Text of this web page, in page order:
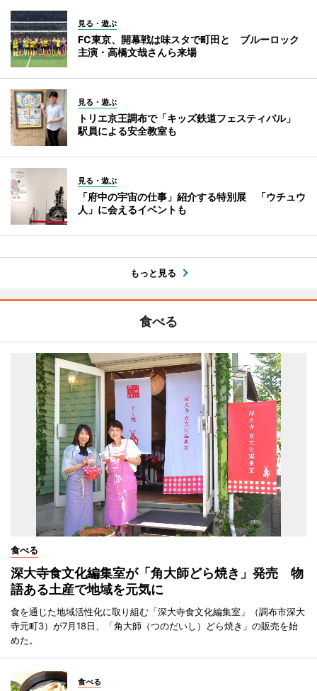
見る・遊ぶ
FC東京、開幕戦は味スタで町田と ブルーロック
主演・高橋文哉さんら来場
見る・遊ぶ
トリエ京王調布で「キッズ鉄道フェスティバル」
駅員による安全教室も
見る・遊ぶ
「府中の宇宙の仕事」紹介する特別展 「ウチュウ
人」に会えるイベントも
もっと見る
食べる
食べる
深大寺食文化編集室が「角大師どら焼き」発売 物
語ある土産で地域を元気に
食を通じた地域活性化に取り組む「深大寺食文化編集室」（調布市深大
寺元町3）が7月18日、「角大師（つのだいし）どら焼き」の販売を始
めた。
食べる